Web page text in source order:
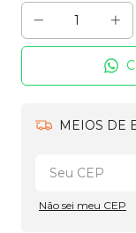
MEIOS DE
Não sei meu CEP